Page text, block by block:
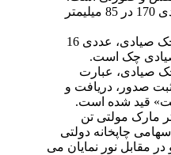
ابعاد تمام برگه های چک صیادی 170 در 85 میلیمتر
در قسمت بالای سمت چپ چک صیادی، عددی 16
چک است.
صیادی، عبارت
صدور، دریافت و
قید شده است.
مارک مولتی تن
چاپخانه دولتی
در مقابل نور نمایان می